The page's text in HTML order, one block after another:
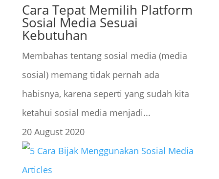
Cara Tepat Memilih Platform
Sosial Media Sesuai
Kebutuhan
Membahas tentang sosial media (media
sosial) memang tidak pernah ada
habisnya, karena seperti yang sudah kita
ketahui sosial media menjadi...
20 August 2020
Articles